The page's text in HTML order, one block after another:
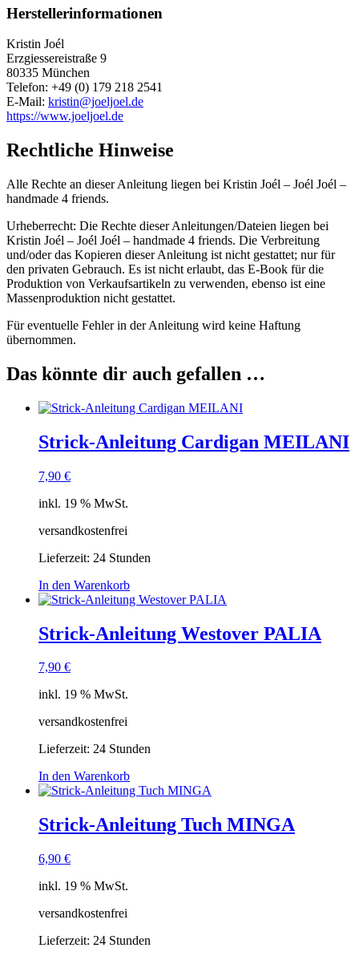
Herstellerinformationen
Kristin Joél
Erzgiessereistraße 9
80335 München
Telefon: +49 (0) 179 218 2541
E-Mail: kristin@joeljoel.de
https://www.joeljoel.de
Rechtliche Hinweise
Alle Rechte an dieser Anleitung liegen bei Kristin Joél – Joél Joél –
handmade 4 friends.
Urheberrecht: Die Rechte dieser Anleitungen/Dateien liegen bei
Kristin Joél – Joél Joél – handmade 4 friends. Die Verbreitung
und/oder das Kopieren dieser Anleitung ist nicht gestattet; nur für
den privaten Gebrauch. Es ist nicht erlaubt, das E-Book für die
Produktion von Verkaufsartikeln zu verwenden, ebenso ist eine
Massenproduktion nicht gestattet.
Für eventuelle Fehler in der Anleitung wird keine Haftung
übernommen.
Das könnte dir auch gefallen …
Strick-Anleitung Cardigan MEILANI
7,90 €
inkl. 19 % MwSt.
versandkostenfrei
Lieferzeit: 24 Stunden
In den Warenkorb
Strick-Anleitung Westover PALIA
7,90 €
inkl. 19 % MwSt.
versandkostenfrei
Lieferzeit: 24 Stunden
In den Warenkorb
Strick-Anleitung Tuch MINGA
6,90 €
inkl. 19 % MwSt.
versandkostenfrei
Lieferzeit: 24 Stunden